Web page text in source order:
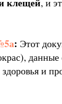
, и
: Этот
и